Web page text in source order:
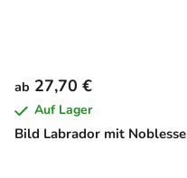
Bild Labrador mit Noblesse
ab 27,70 €
Auf Lager